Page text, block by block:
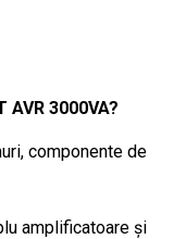
3000VA?
componente de
amplificatoare și